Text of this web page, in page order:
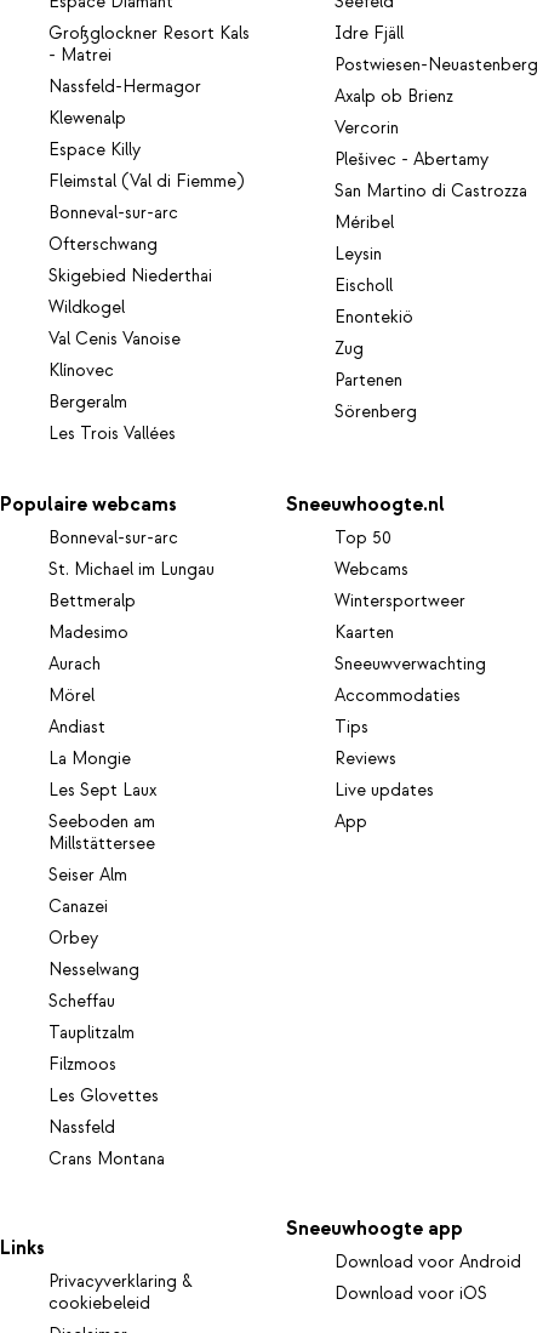
Großglockner Resort Kals
- Matrei
Nassfeld-Hermagor
Klewenalp
Espace Killy
Fleimstal (Val di Fiemme)
Bonneval-sur-arc
Ofterschwang
Skigebied Niederthai
Wildkogel
Val Cenis Vanoise
Klínovec
Bergeralm
Les Trois Vallées
Idre Fjäll
Postwiesen-Neuastenberg
Axalp ob Brienz
Vercorin
Plešivec - Abertamy
San Martino di Castrozza
Méribel
Leysin
Eischoll
Enontekiö
Zug
Partenen
Sörenberg
Populaire webcams
Bonneval-sur-arc
St. Michael im Lungau
Bettmeralp
Madesimo
Aurach
Mörel
Andiast
La Mongie
Les Sept Laux
Seeboden am
Millstättersee
Seiser Alm
Canazei
Orbey
Nesselwang
Scheffau
Tauplitzalm
Filzmoos
Les Glovettes
Nassfeld
Crans Montana
Sneeuwhoogte.nl
Top 50
Webcams
Wintersportweer
Kaarten
Sneeuwverwachting
Accommodaties
Tips
Reviews
Live updates
App
Links
Privacyverklaring &
cookiebeleid
Sneeuwhoogte app
Download voor Android
Download voor iOS